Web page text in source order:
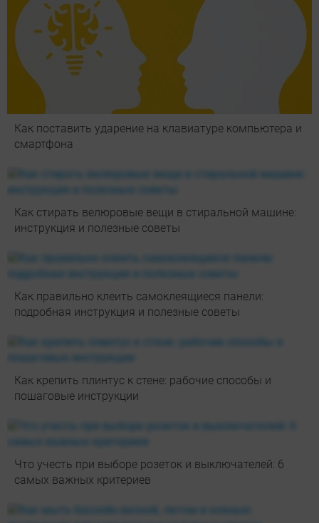
Как поставить ударение на клавиатуре компьютера и
смартфона
Как стирать велюровые вещи в стиральной машине:
инструкция и полезные советы
Как правильно клеить самоклеящиеся панели:
подробная инструкция и полезные советы
Как крепить плинтус к стене: рабочие способы и
пошаговые инструкции
Что учесть при выборе розеток и выключателей: 6
самых важных критериев